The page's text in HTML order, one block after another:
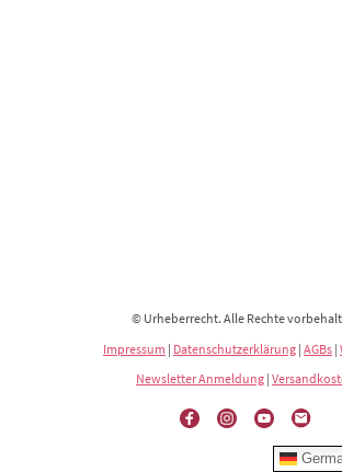
© Urheberrecht. Alle Rechte
Impressum | Datenschutzerklärung | AGBs |
Newsletter Anmeldung |